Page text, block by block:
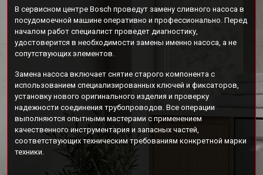
В сервисном центре Bosch проведут замену сливного насоса в
посудомоечной машине оперативно и профессионально. Перед
началом работ специалист проведет диагностику,
удостоверится в необходимости замены именно насоса, а не
сопутствующих элементов.
Замена насоса включает снятие старого компонента с
использованием специализированных ключей и фиксаторов,
установку нового оригинального изделия и проверку
надежности соединения трубопроводов. Все операции
выполняются опытными мастерами с применением
качественного инструментария и запасных частей,
соответствующих техническим требованиям конкретной марки
техники.